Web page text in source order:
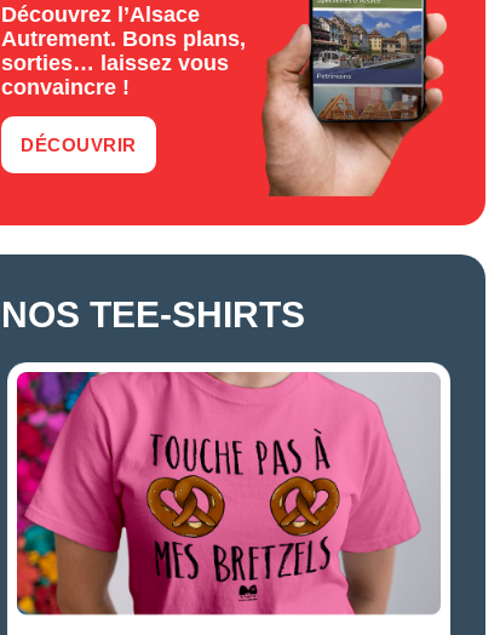
Découvrez l’Alsace
Autrement. Bons plans,
sorties… laissez vous
convaincre !
DÉCOUVRIR
NOS TEE-SHIRTS